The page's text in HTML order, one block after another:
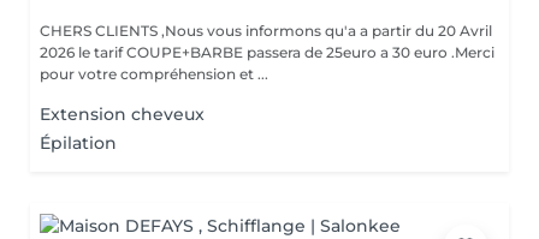
CHERS CLIENTS ,Nous vous informons qu'a a partir du 20 Avril
2026 le tarif COUPE+BARBE passera de 25euro a 30 euro .Merci
pour votre compréhension et ...
Extension cheveux
Épilation